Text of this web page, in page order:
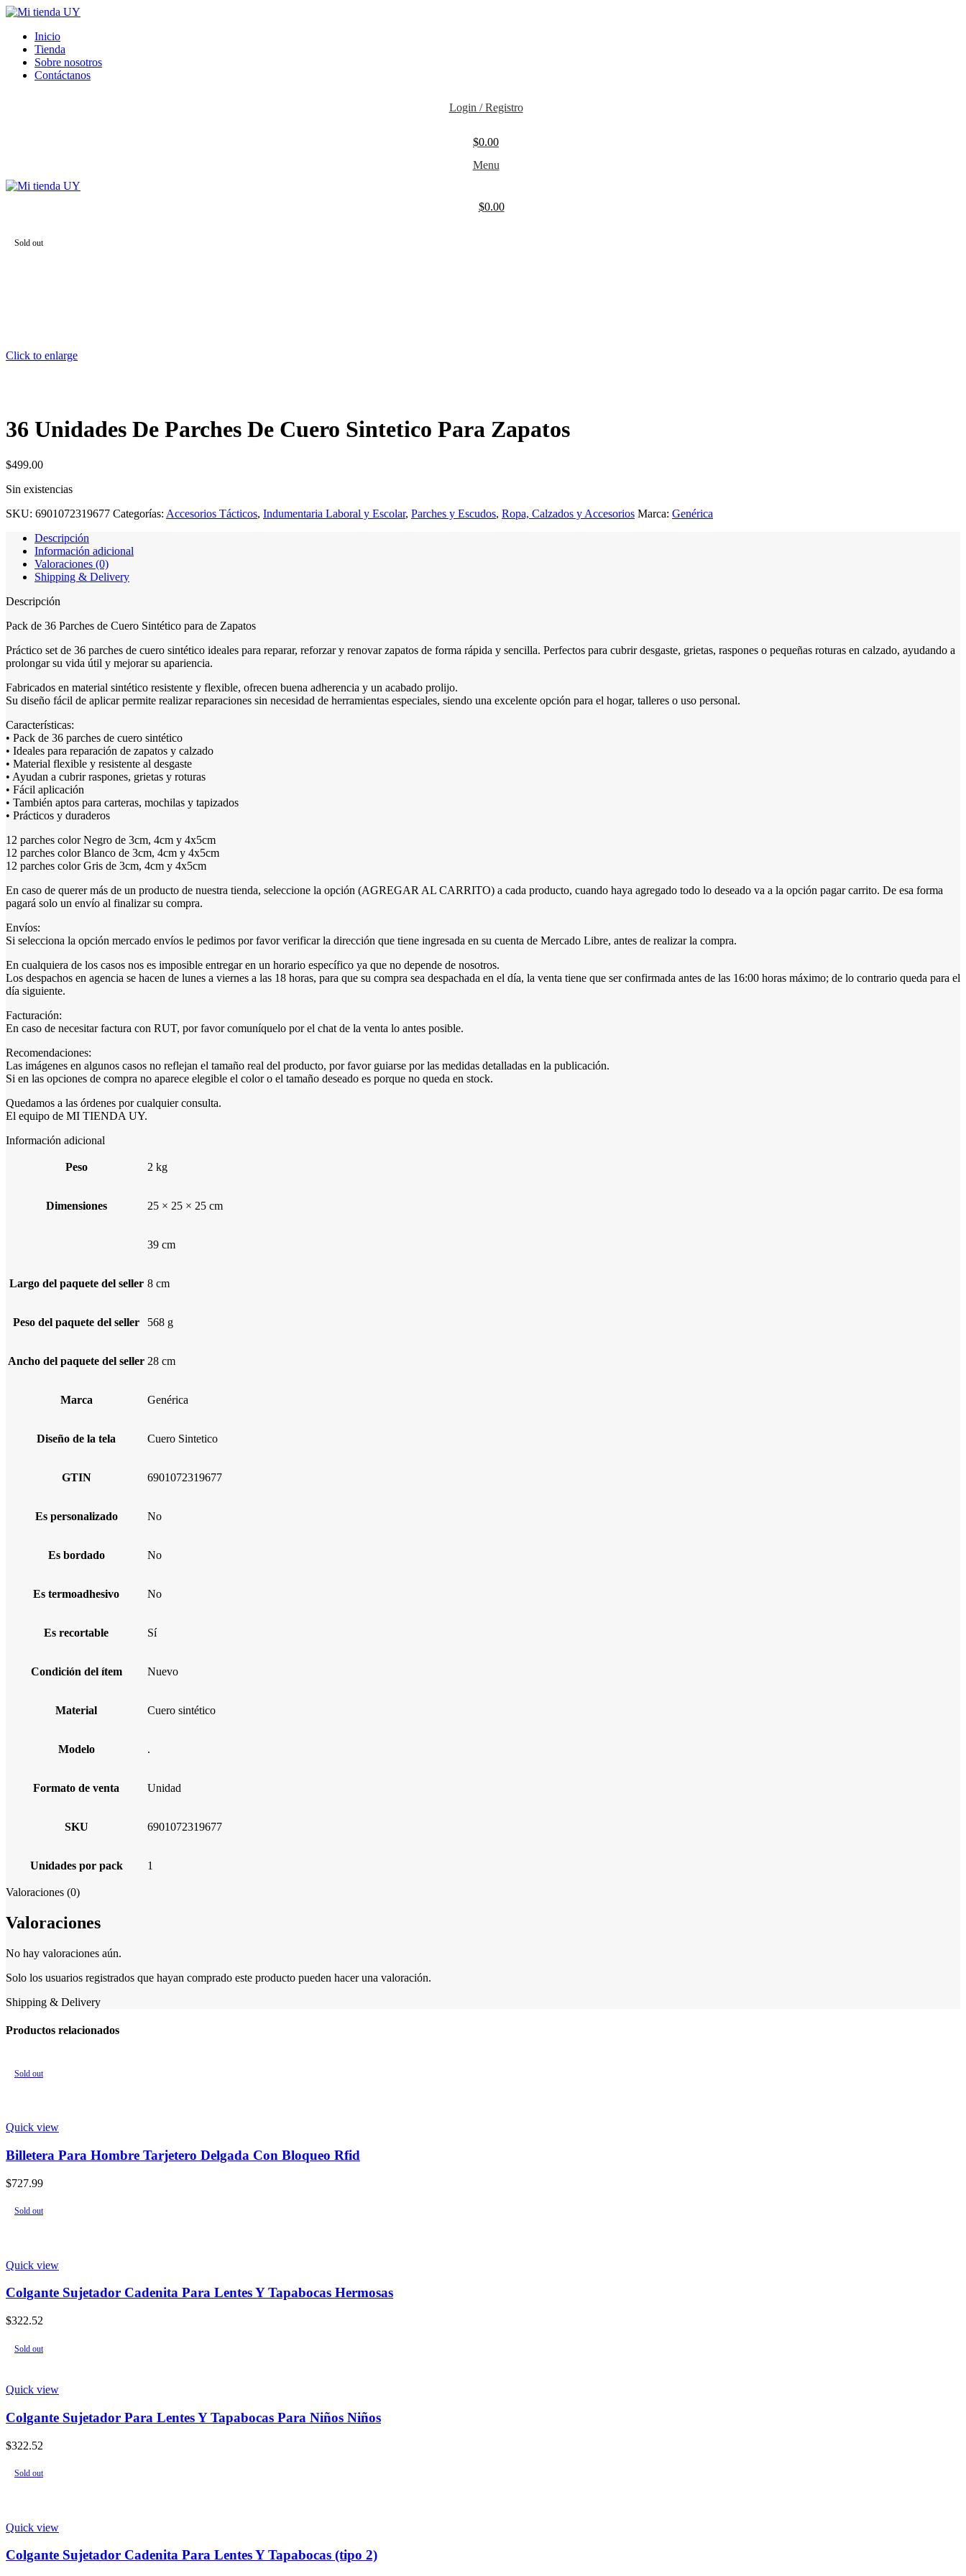
Inicio
Tienda
Sobre nosotros
Contáctanos
Login / Registro
$0.00
Menu
$0.00
Sold out
Click to enlarge
36 Unidades De Parches De Cuero Sintetico Para Zapatos
$499.00
Sin existencias
SKU: 6901072319677 Categorías: Accesorios Tácticos, Indumentaria Laboral y Escolar, Parches y Escudos, Ropa, Calzados y Accesorios Marca: Genérica
Descripción
Información adicional
Valoraciones (0)
Shipping & Delivery
Descripción
Pack de 36 Parches de Cuero Sintético para de Zapatos
Práctico set de 36 parches de cuero sintético ideales para reparar, reforzar y renovar zapatos de forma rápida y sencilla. Perfectos para cubrir desgaste, grietas, raspones o pequeñas roturas en calzado, ayudando a
prolongar su vida útil y mejorar su apariencia.
Fabricados en material sintético resistente y flexible, ofrecen buena adherencia y un acabado prolijo.
Su diseño fácil de aplicar permite realizar reparaciones sin necesidad de herramientas especiales, siendo una excelente opción para el hogar, talleres o uso personal.
Características:
• Pack de 36 parches de cuero sintético
• Ideales para reparación de zapatos y calzado
• Material flexible y resistente al desgaste
• Ayudan a cubrir raspones, grietas y roturas
• Fácil aplicación
• También aptos para carteras, mochilas y tapizados
• Prácticos y duraderos
12 parches color Negro de 3cm, 4cm y 4x5cm
12 parches color Blanco de 3cm, 4cm y 4x5cm
12 parches color Gris de 3cm, 4cm y 4x5cm
En caso de querer más de un producto de nuestra tienda, seleccione la opción (AGREGAR AL CARRITO) a cada producto, cuando haya agregado todo lo deseado va a la opción pagar carrito. De esa forma
pagará solo un envío al finalizar su compra.
Envíos:
Si selecciona la opción mercado envíos le pedimos por favor verificar la dirección que tiene ingresada en su cuenta de Mercado Libre, antes de realizar la compra.
En cualquiera de los casos nos es imposible entregar en un horario específico ya que no depende de nosotros.
Los despachos en agencia se hacen de lunes a viernes a las 18 horas, para que su compra sea despachada en el día, la venta tiene que ser confirmada antes de las 16:00 horas máximo; de lo contrario queda para el
día siguiente.
Facturación:
En caso de necesitar factura con RUT, por favor comuníquelo por el chat de la venta lo antes posible.
Recomendaciones:
Las imágenes en algunos casos no reflejan el tamaño real del producto, por favor guiarse por las medidas detalladas en la publicación.
Si en las opciones de compra no aparece elegible el color o el tamaño deseado es porque no queda en stock.
Quedamos a las órdenes por cualquier consulta.
El equipo de MI TIENDA UY.
Información adicional
Peso 2 kg
Dimensiones 25 × 25 × 25 cm
39 cm
Largo del paquete del seller 8 cm
Peso del paquete del seller 568 g
Ancho del paquete del seller 28 cm
Marca Genérica
Diseño de la tela Cuero Sintetico
GTIN 6901072319677
Es personalizado No
Es bordado No
Es termoadhesivo No
Es recortable Sí
Condición del ítem Nuevo
Material Cuero sintético
Modelo .
Formato de venta Unidad
SKU 6901072319677
Unidades por pack 1
Valoraciones (0)
Valoraciones
No hay valoraciones aún.
Solo los usuarios registrados que hayan comprado este producto pueden hacer una valoración.
Shipping & Delivery
Productos relacionados
Sold out
Quick view
Billetera Para Hombre Tarjetero Delgada Con Bloqueo Rfid
$727.99
Sold out
Quick view
Colgante Sujetador Cadenita Para Lentes Y Tapabocas Hermosas
$322.52
Sold out
Quick view
Colgante Sujetador Para Lentes Y Tapabocas Para Niños Niños
$322.52
Sold out
Quick view
Colgante Sujetador Cadenita Para Lentes Y Tapabocas (tipo 2)